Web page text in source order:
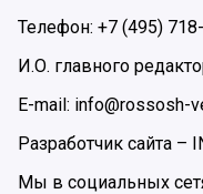
Телефон: +7 (495)
И.О. главного
E-mail: info@rossosh-
Разработчик сайта –
Мы в социальных